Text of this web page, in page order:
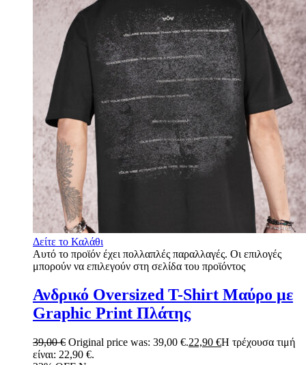
Δείτε το Καλάθι
Αυτό το προϊόν έχει πολλαπλές παραλλαγές. Οι επιλογές
μπορούν να επιλεγούν στη σελίδα του προϊόντος
Ανδρικό Oversized T-Shirt Μαύρο με
Graphic Print Πλάτης
39,00€ Original price was: 39,00 €.22,90 €Η τρέχουσα τιμή
είναι: 22,90 €.